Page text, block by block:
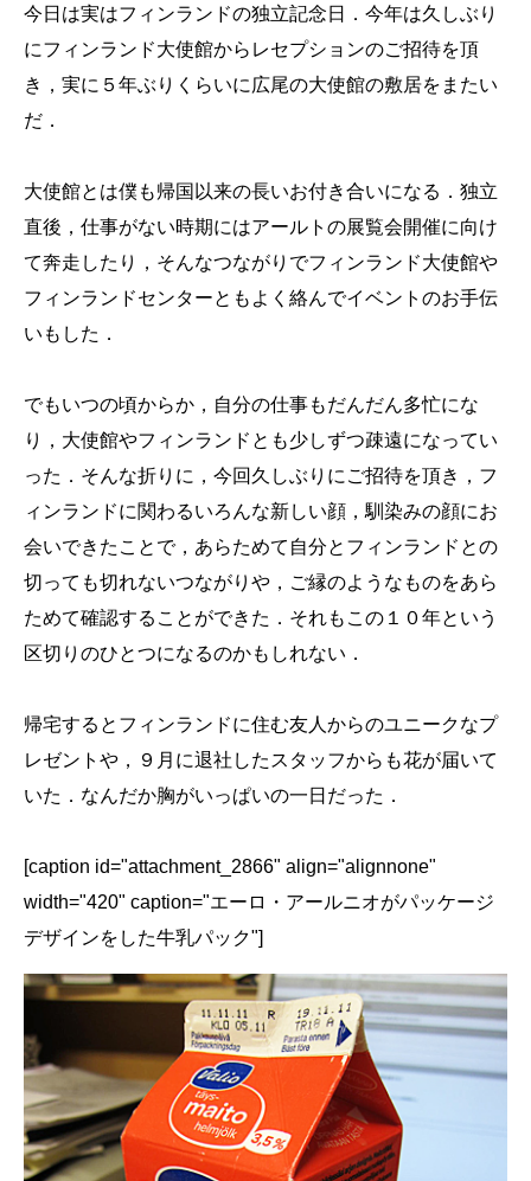
今日は実はフィンランドの独立記念日．今年は久しぶり
にフィンランド大使館からレセプションのご招待を頂
き，実に５年ぶりくらいに広尾の大使館の敷居をまたい
だ．
大使館とは僕も帰国以来の長いお付き合いになる．独立
直後，仕事がない時期にはアールトの展覧会開催に向け
て奔走したり，そんなつながりでフィンランド大使館や
フィンランドセンターともよく絡んでイベントのお手伝
いもした．
でもいつの頃からか，自分の仕事もだんだん多忙にな
り，大使館やフィンランドとも少しずつ疎遠になってい
った．そんな折りに，今回久しぶりにご招待を頂き，フ
ィンランドに関わるいろんな新しい顔，馴染みの顔にお
会いできたことで，あらためて自分とフィンランドとの
切っても切れないつながりや，ご縁のようなものをあら
ためて確認することができた．それもこの１０年という
区切りのひとつになるのかもしれない．
帰宅するとフィンランドに住む友人からのユニークなプ
レゼントや，９月に退社したスタッフからも花が届いて
いた．なんだか胸がいっぱいの一日だった．
[caption id="attachment_2866" align="alignnone"
width="420" caption="エーロ・アールニオがパッケージ
デザインをした牛乳パック"]